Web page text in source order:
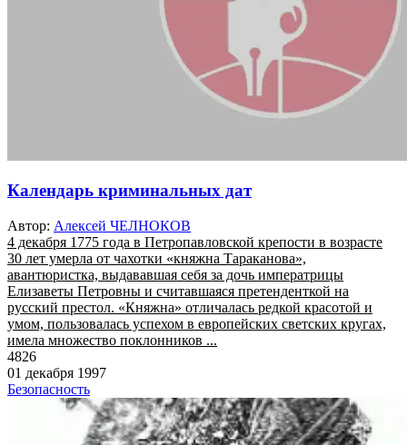
Календарь криминальных дат
Автор: Алексей ЧЕЛНОКОВ
4 декабря 1775 года в Петропавловской крепости в возрасте
30 лет умерла от чахотки «княжна Тараканова»,
авантюристка, выдававшая себя за дочь императрицы
Елизаветы Петровны и считавшаяся претенденткой на
русский престол. «Княжна» отличалась редкой красотой и
умом, пользовалась успехом в европейских светских кругах,
имела множество поклонников ...
4826
01 декабря 1997
Безопасность